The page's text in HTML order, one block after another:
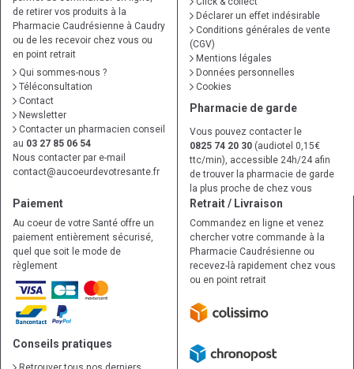
de retirer vos produits à la
Pharmacie Caudrésienne à Caudry
ou de les recevoir chez vous ou
en point retrait
Qui sommes-nous ?
Téléconsultation
Contact
Newsletter
Contacter un pharmacien conseil
au 03 27 85 06 54
Nous contacter par e-mail
contact@aucoeurdevotresante.fr
Déclarer un effet indésirable
Conditions générales de vente
(CGV)
Mentions légales
Données personnelles
Cookies
Pharmacie de garde
Vous pouvez contacter le
0825 74 20 30 (audiotel 0,15€
ttc/min), accessible 24h/24 afin
de trouver la pharmacie de garde
la plus proche de chez vous
Paiement
Au coeur de votre Santé offre un
paiement entièrement sécurisé,
quel que soit le mode de
règlement
Conseils pratiques
Retrait / Livraison
Commandez en ligne et venez
chercher votre commande à la
Pharmacie Caudrésienne ou
recevez-là rapidement chez vous
ou en point retrait